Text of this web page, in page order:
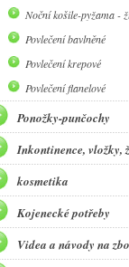
Noční košile-pyžama -
Povlečení bavlněné
Povlečení krepové
Povlečení flanelové
Ponožky-punčochy
Inkontinence, vložky,
kosmetika
Kojenecké potřeby
Videa a návody na